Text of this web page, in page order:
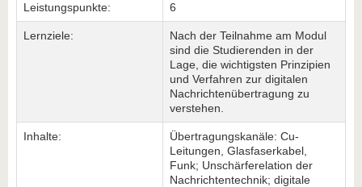
Leistungspunkte: 6
Lernziele:
Nach der Teilnahme am Modul
sind die Studierenden in der
Lage, die wichtigsten Prinzipien
und Verfahren zur digitalen
Nachrichtenübertragung zu
verstehen.
Inhalte:
Übertragungskanäle: Cu-
Leitungen, Glasfaserkabel,
Funk; Unschärferelation der
Nachrichtentechnik; digitale